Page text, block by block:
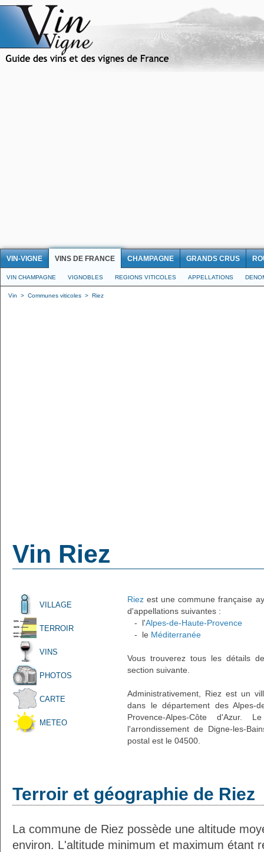
VIN-VIGNE VINS DE FRANCE CHAMPAGNE GRANDS CRUS
VIN CHAMPAGNE VIGNOBLES REGIONS VITICOLES APPELLATIONS
Vin > Communes viticoles > Riez
Vin Riez
VILLAGE
TERROIR
VINS
PHOTOS
CARTE
METEO
Riez est une commune française
d'appellations suivantes :
- l'Alpes-de-Haute-Provence
- le Méditerranée
Vous trouverez tous les détails
section suivante.
Administrativement, Riez est un
dans le département des Alpes-
Provence-Alpes-Côte
l'arrondissement de Digne-les-
postal est le 04500.
Terroir et géographie de Riez
La commune de Riez possède une altitude
environ. L'altitude minimum et maximum étant